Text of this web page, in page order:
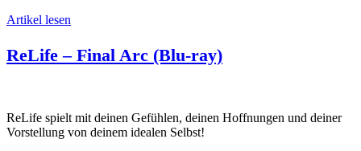
Artikel lesen
ReLife – Final Arc (Blu-ray)
ReLife spielt mit deinen Gefühlen, deinen Hoffnungen und deiner
Vorstellung von deinem idealen Selbst!